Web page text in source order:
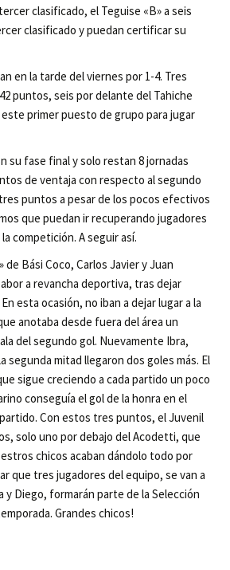
clasificado, el Teguise «B» a seis
clasificado y puedan certificar su
en la tarde del viernes por 1-4. Tres
puntos, seis por delante del Tahiche
primer puesto de grupo para jugar
su fase final y solo restan 8 jornadas
de ventaja con respecto al segundo
puntos a pesar de los pocos efectivos
que puedan ir recuperando jugadores
competición. A seguir así.
Bási Coco, Carlos Javier y Juan
a revancha deportiva, tras dejar
esta ocasión, no iban a dejar lugar a la
anotaba desde fuera del área un
del segundo gol. Nuevamente Ibra,
segunda mitad llegaron dos goles más. El
sigue creciendo a cada partido un poco
conseguía el gol de la honra en el
Con estos tres puntos, el Juvenil
solo uno por debajo del Acodetti, que
chicos acaban dándolo todo por
que tres jugadores del equipo, se van a
Diego, formarán parte de la Selección
Grandes chicos!